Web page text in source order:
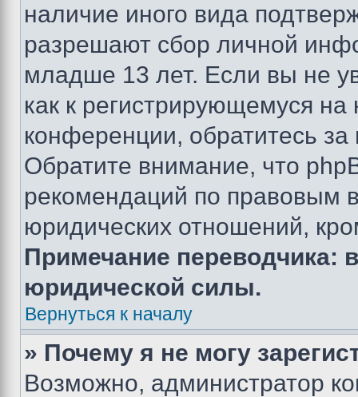
наличие иного вида
разрешают сбор личной
младше 13 лет. Если вы не
как к регистрирующемуся
конференции, обратитесь
Обратите внимание, что
рекомендаций по правовым
юридических отношений,
Примечание переводчика:
юридической силы.
Вернуться к началу
» Почему я не могу
Возможно, администратор